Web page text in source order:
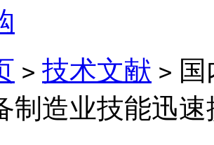
> 技术文献 >
制造业技能迅速